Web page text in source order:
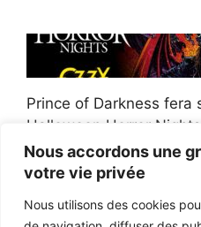
Nous accordons une
votre vie privée
Nous utilisons des cookies
Prince of Darkness fera
Halloween Horror